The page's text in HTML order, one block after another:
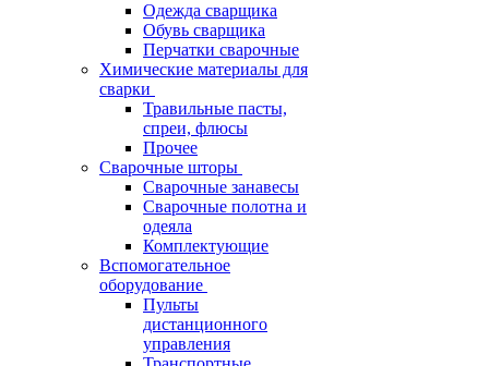
Одежда сварщика
Обувь сварщика
Перчатки сварочные
Химические материалы для
сварки
Травильные пасты,
спреи, флюсы
Прочее
Сварочные шторы
Сварочные занавесы
Сварочные полотна и
одеяла
Комплектующие
Вспомогательное
оборудование
Пульты
дистанционного
управления